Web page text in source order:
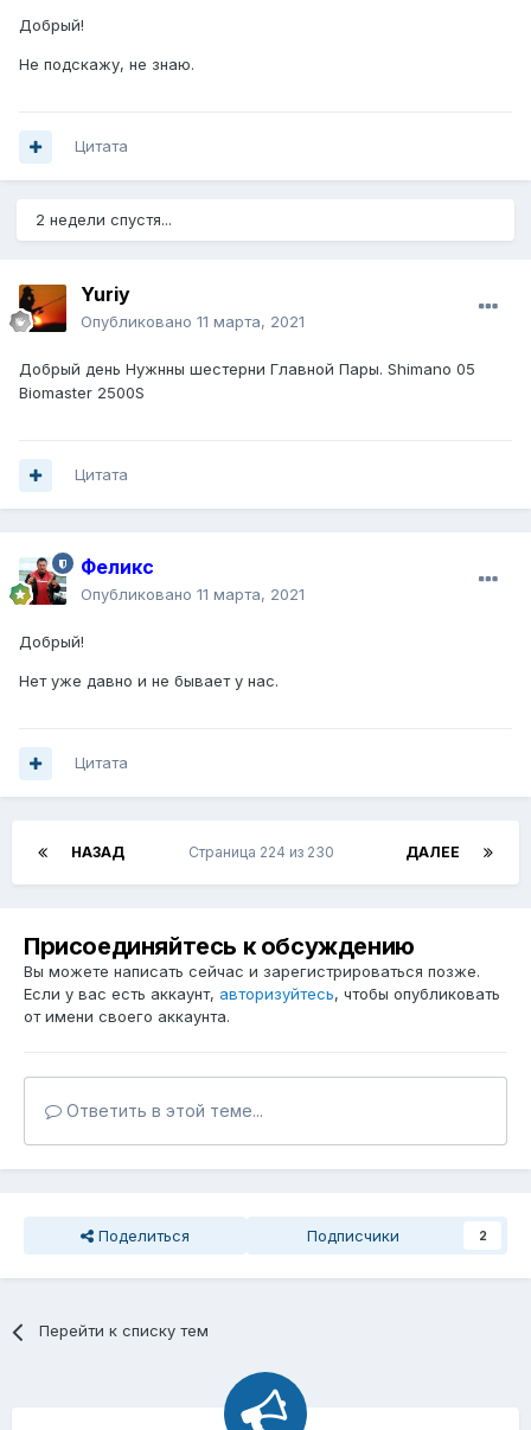
Добрый!
Не подскажу, не знаю.
Цитата
2 недели спустя...
Yuriy
Опубликовано 11 марта, 2021
Добрый день Нужнны шестерни Главной Пары. Shimano 05
Biomaster 2500S
Цитата
Феликс
Опубликовано 11 марта, 2021
Добрый!
Нет уже давно и не бывает у нас.
Цитата
НАЗАД ДАЛЕЕ
Страница 224 из 230
Присоединяйтесь к обсуждению
Вы можете написать сейчас и зарегистрироваться позже.
Если у вас есть аккаунт, авторизуйтесь, чтобы опубликовать
от имени своего аккаунта.
Ответить в этой теме...
Поделиться Подписчики 2
Перейти к списку тем